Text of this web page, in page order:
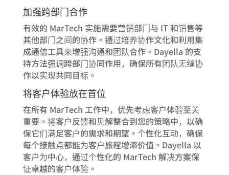
加强跨部门合作
有效的 MarTech 实施需要营销部门与 IT 和销售等
其他部门之间的协作。通过培养协作文化和利用集
成通信工具来增强沟通和团队合作。Dayella 的支
持方法强调跨部门协同作用，确保所有团队无缝协
作以实现共同目标。
将客户体验放在首位
在所有 MarTech 工作中，优先考虑客户体验至关
重要。将客户反馈和见解整合到您的策略中，以确
保它们满足客户的需求和期望。个性化互动，确保
每个接触点都能为客户旅程增添价值。Dayella 以
客户为中心，通过个性化的 MarTech 解决方案保
证卓越的客户体验。